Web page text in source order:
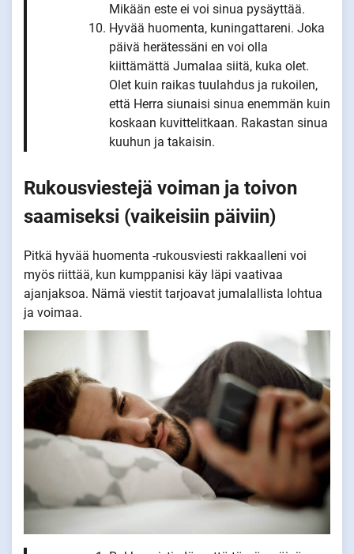
Mikään este ei voi sinua pysäyttää.
Hyvää huomenta, kuningattareni. Joka
päivä herätessäni en voi olla
kiittämättä Jumalaa siitä, kuka olet.
Olet kuin raikas tuulahdus ja rukoilen,
että Herra siunaisi sinua enemmän kuin
koskaan kuvittelitkaan. Rakastan sinua
kuuhun ja takaisin.
Rukousviestejä voiman ja toivon
saamiseksi (vaikeisiin päiviin)
Pitkä hyvää huomenta -rukousviesti rakkaalleni voi
myös riittää, kun kumppanisi käy läpi vaativaa
ajanjaksoa. Nämä viestit tarjoavat jumalallista lohtua
ja voimaa.